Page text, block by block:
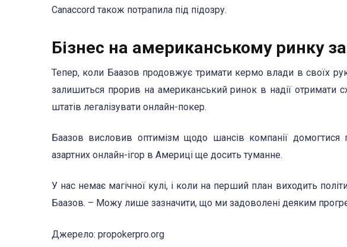
Canaccord також потрапила під підозру.
Бізнес на американському ринку
Тепер, коли Баазов продовжує тримати кермо влади в своїх
залишиться прорив на американський ринок в надії отримати
штатів легалізувати онлайн-покер.
Баазов висловив оптимізм щодо шансів компанії домогтися
азартних онлайн-ігор в Америці ще досить туманне.
У нас немає магічної кулі, і коли на перший план виходить
Баазов. – Можу лише зазначити, що ми задоволені деяким
Джерело: propokerpro.org